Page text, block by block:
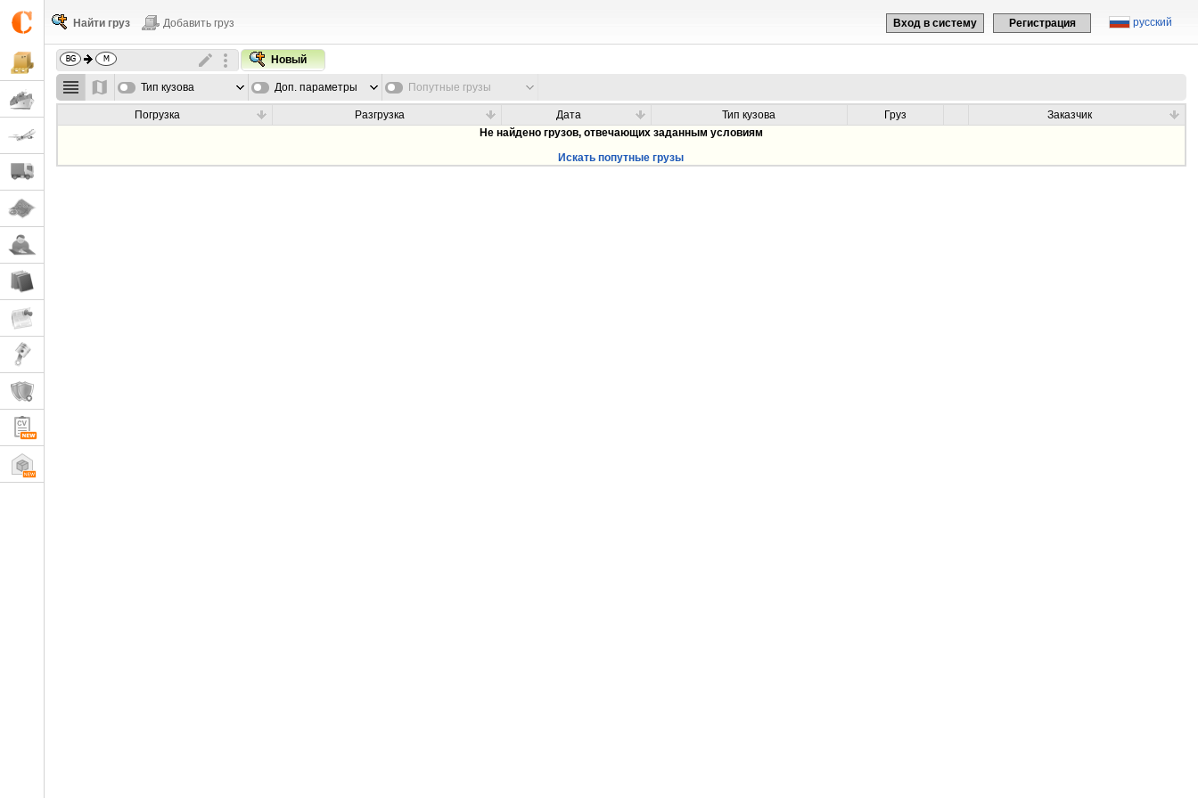
русский
Вход в систему Регистрация
Найти груз Добавить груз
Новый
Тип кузова Доп. параметры Попутные грузы
Погрузка Разгрузка Дата Тип кузова Груз
Заказчик
Не найдено грузов, отвечающих заданным условиям
Искать попутные грузы